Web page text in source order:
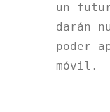
un
darán
poder
móvil.